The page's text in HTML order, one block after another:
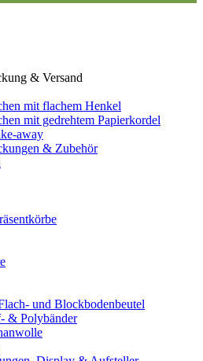
& Versand
mit flachem Henkel
mit gedrehtem Papierkordel
away
& Zubehör
und Blockbodenbeutel
& Polybänder